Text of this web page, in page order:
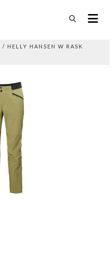
/ HELLY HANSEN W RASK